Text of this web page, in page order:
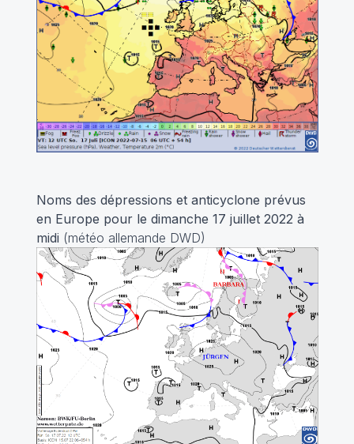
Noms des dépressions et anticyclone prévus
en Europe pour le dimanche 17 juillet 2022 à
midi (météo allemande DWD)